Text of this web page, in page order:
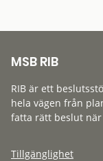
MSB RIB
RIB är ett
hela vägen från
fatta rätt beslut
Tillgänglighet